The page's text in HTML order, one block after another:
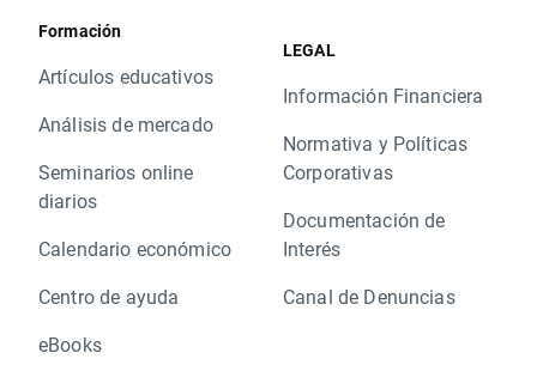
Formación
Artículos educativos
Análisis de mercado
Seminarios online
diarios
Calendario económico
Centro de ayuda
eBooks
LEGAL
Información Financiera
Normativa y Políticas
Corporativas
Documentación de
Interés
Canal de Denuncias